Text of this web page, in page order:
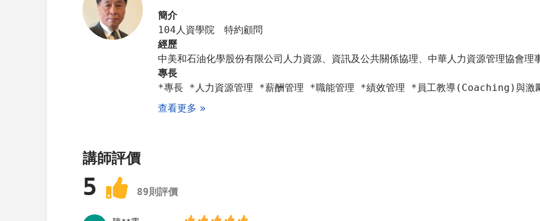
簡介
104人資學院 特約顧問
經歷
專長
*專長 *人力資源管理 *薪酬管理 *職能管理 *績效管理 *員工教導(Coaching)與激
查看更多
講師評價
5 89則評價